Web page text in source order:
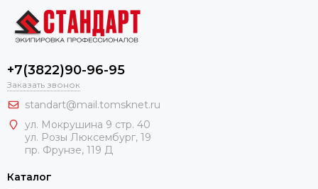
+7(3822)90-96-95
Заказать звонок
standart@mail.tomsknet.ru
ул. Мокрушина 9 стр. 40
ул. Розы Люксембург, 19
пр. Фрунзе, 119 Д
Каталог